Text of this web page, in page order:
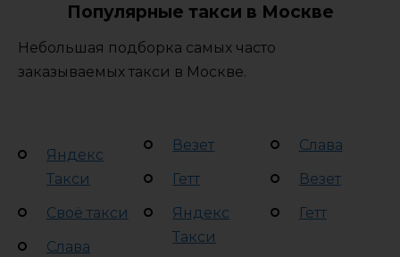
Популярные такси в Москве
Небольшая подборка самых часто
заказываемых такси в Москве.
Яндекс
Такси
Своё такси
Слава
Везет
Гетт
Яндекс
Такси
Слава
Везет
Гетт